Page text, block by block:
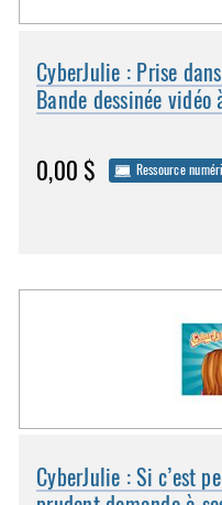
CyberJulie : Prise
Bande dessinée
0,00 $ Ressource
CyberJulie : Si c’est